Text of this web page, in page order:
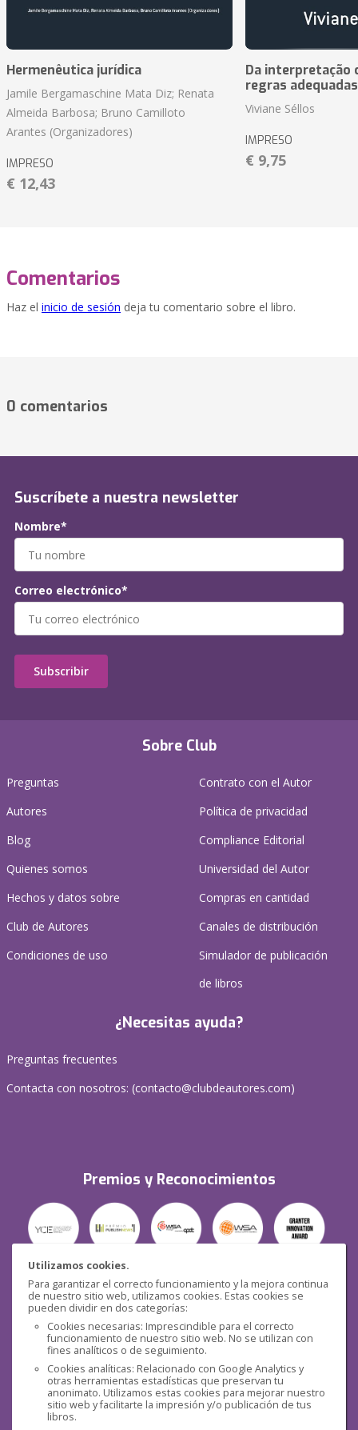
Utilizamos cookies.
Para garantizar el correcto funcionamiento y la mejora continua
de nuestro sitio web, utilizamos cookies. Estas cookies se
pueden dividir en dos categorías:
Cookies necesarias: Imprescindible para el correcto
funcionamiento de nuestro sitio web. No se utilizan con
fines analíticos o de seguimiento.
Cookies analíticas: Relacionado con Google Analytics y
otras herramientas estadísticas que preservan tu
anonimato. Utilizamos estas cookies para mejorar nuestro
sitio web y facilitarte la impresión y/o publicación de tus
libros.
Hermenêutica jurídica
Jamile Bergamaschine Mata Diz; Renata
Almeida Barbosa; Bruno Camilloto
Arantes (Organizadores)
IMPRESO
€ 12,43
Da interpretação
regras
Viviane Séllos
IMPRESO
€ 9,75
Comentarios
Haz el inicio de sesión deja tu comentario sobre el libro.
0 comentarios
Sobre Club
Preguntas
Autores
Blog
Quienes somos
Hechos y datos sobre
Club de Autores
Condiciones de uso
Contrato con el Autor
Política de privacidad
Compliance Editorial
Universidad del Autor
Compras en cantidad
Canales de distribución
Simulador de publicación
de libros
¿Necesitas ayuda?
Preguntas frecuentes
Contacta con nosotros: (contacto@clubdeautores.com)
Premios y Reconocimientos
Seguridad
Redes sociales
Suscríbete a nuestra newsletter
Nombre*
Correo electrónico*
Subscribir